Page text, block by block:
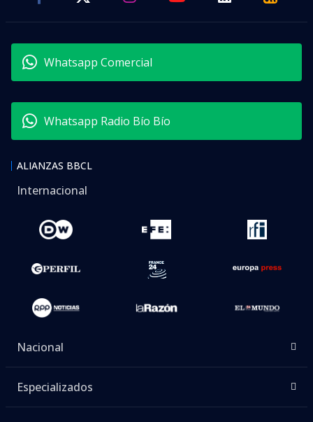
Whatsapp Comercial
Whatsapp Radio Bío Bío
ALIANZAS BBCL
Internacional
Nacional
Especializados